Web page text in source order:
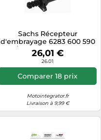
Sachs Récepteur
d'embrayage 6283 600 590
/ 6283600590 pour
Volkswagen Polo V (6R1,
6C1) 2009
26,01 €
26.01
Comparer 18 prix
Motointegrator.fr
Livraison à 9,99 €